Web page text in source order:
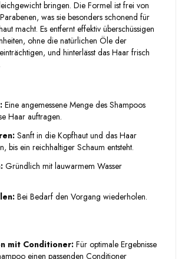
bringen. Die Formel ist frei von
was sie besonders schonend für
macht. Es entfernt effektiv überschüssigen
ohne die natürlichen Öle der
und hinterlässt das Haar frisch
Eine angemessene Menge des Shampoos
Haar auftragen.
Sanft in die Kopfhaut und das Haar
bis ein reichhaltiger Schaum entsteht.
Gründlich mit lauwarmem Wasser
Bei Bedarf den Vorgang wiederholen.
mit Conditioner:Für optimale Ergebnisse
einen passenden Conditioner